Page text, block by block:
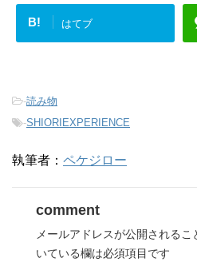
B! はてブ
-読み物
-SHIORIEXPERIENCE
執筆者： ペケジロー
comment
メールアドレスが公開されるこ
いている欄は必須項目です